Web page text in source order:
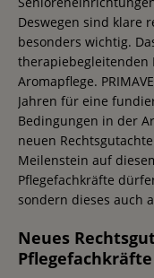
Deswegen sind klare
besonders wichtig.
therapiebegleitenden
Aromapflege.
Jahren für eine
Bedingungen in der
neuen
Meilenstein auf
Pflegefachkräfte
sondern dieses auch
Neues